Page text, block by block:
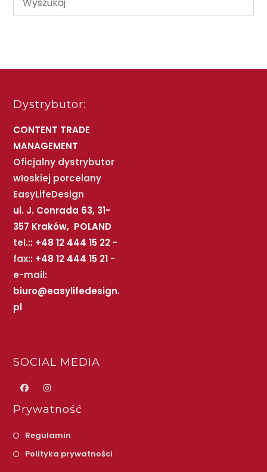
Dystrybutor:
CONTENT TRADE
MANAGEMENT
Oficjalny dystrybutor
włoskiej porcelany
EasyLifeDesign
ul. J. Conrada 63, 31-
357 Kraków, POLAND
tel.:: +48 12 444 15 22 -
fax:: +48 12 444 15 21 -
e-mail:
biuro@easylifedesign.
pl
SOCIAL MEDIA
Prywatność
Regulamin
Polityka prywatności